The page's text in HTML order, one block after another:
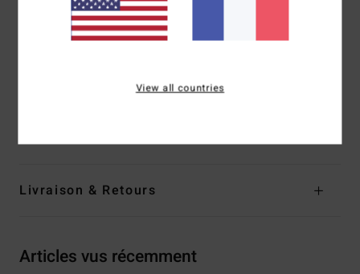
Couvrance : Couvrance légère au niveau des fesses
Système de fermeture :__ pas de système fermeture
Livraison & Retours
Articles vus récemment
View all countries